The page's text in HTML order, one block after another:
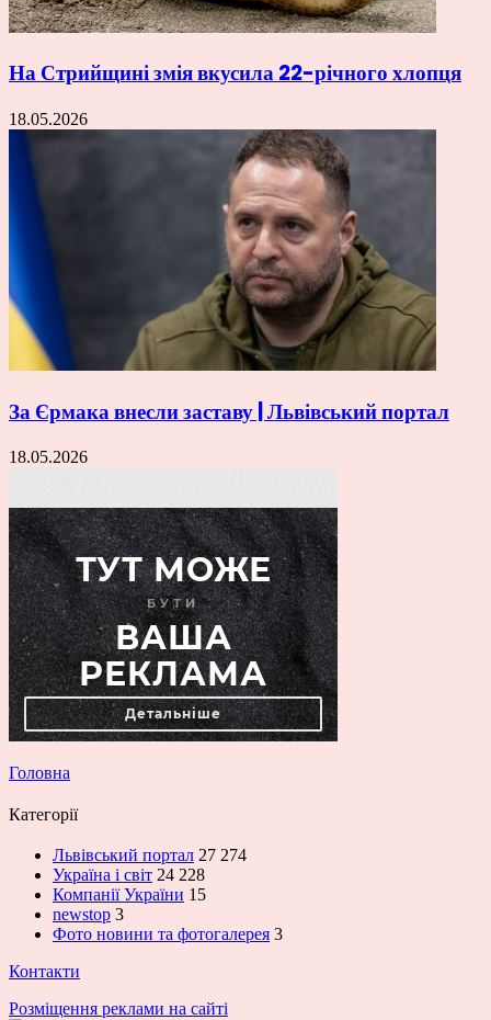
На Стрийщині змія вкусила 22-річного хлопця
18.05.2026
За Єрмака внесли заставу | Львівський портал
18.05.2026
Головна
Категорії
Львівський портал 27 274
Україна і світ 24 228
Компанії України 15
newstop 3
Фото новини та фотогалерея 3
Контакти
Розміщення реклами на сайті